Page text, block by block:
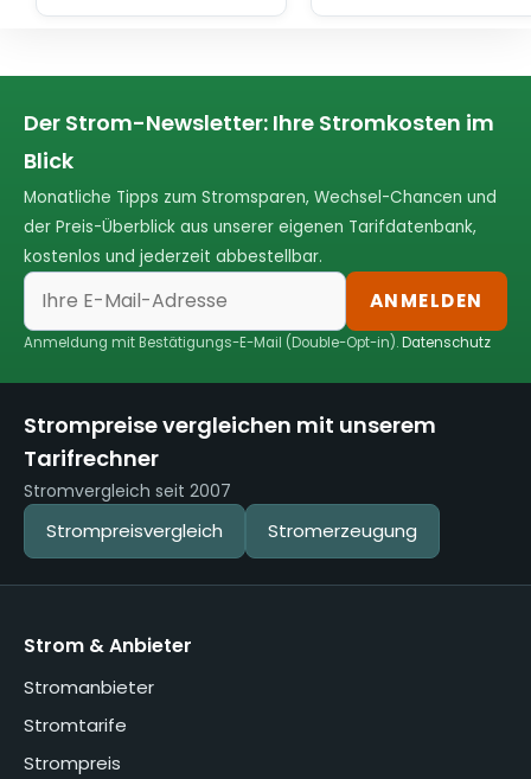
Der Strom-Newsletter: Ihre Stromkosten im
Blick
Monatliche Tipps zum Stromsparen, Wechsel-Chancen und
der Preis-Überblick aus unserer eigenen Tarifdatenbank,
kostenlos und jederzeit abbestellbar.
ANMELDEN
Anmeldung mit Bestätigungs-E-Mail (Double-Opt-in).Datenschutz
Strompreise vergleichen mit unserem
Tarifrechner
Stromvergleich seit 2007
Strompreisvergleich Stromerzeugung
Strom & Anbieter
Stromanbieter
Stromtarife
Strompreis